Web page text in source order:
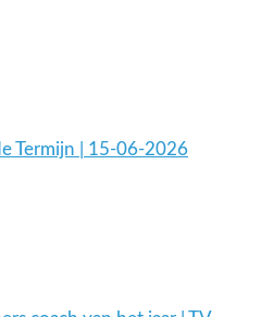
Termijn | 15-06-2026